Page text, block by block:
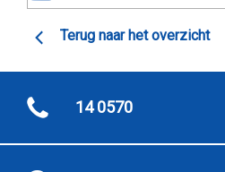
Terug naar het overzicht
14 0570